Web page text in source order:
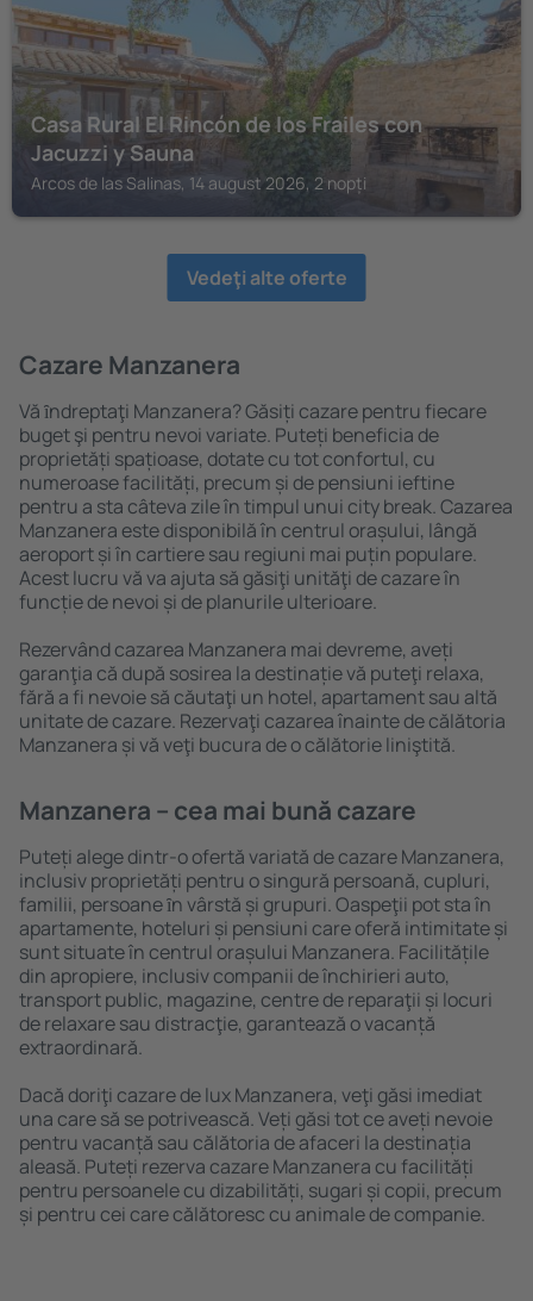
Casa Rural El Rincón de los Frailes con
Jacuzzi y Sauna
Arcos de las Salinas, 14 august 2026, 2 nopți
Vedeţi alte oferte
Cazare Manzanera
Vă ȋndreptaţi Manzanera? Găsiți cazare pentru fiecare
buget şi pentru nevoi variate. Puteți beneficia de
proprietăți spațioase, dotate cu tot confortul, cu
numeroase facilități, precum și de pensiuni ieftine
pentru a sta câteva zile în timpul unui city break. Cazarea
Manzanera este disponibilă în centrul orașului, lângă
aeroport și în cartiere sau regiuni mai puțin populare.
Acest lucru vă va ajuta să găsiţi unităţi de cazare în
funcție de nevoi și de planurile ulterioare.
Rezervând cazarea Manzanera mai devreme, aveți
garanţia că după sosirea la destinație vă puteţi relaxa,
fără a fi nevoie să căutaţi un hotel, apartament sau altă
unitate de cazare. Rezervaţi cazarea înainte de călătoria
Manzanera și vă veţi bucura de o călătorie liniştită.
Manzanera – cea mai bună cazare
Puteți alege dintr-o ofertă variată de cazare Manzanera,
inclusiv proprietăți pentru o singură persoană, cupluri,
familii, persoane ȋn vârstă și grupuri. Oaspeţii pot sta în
apartamente, hoteluri și pensiuni care oferă intimitate și
sunt situate în centrul orașului Manzanera. Facilitățile
din apropiere, inclusiv companii de închirieri auto,
transport public, magazine, centre de reparaţii și locuri
de relaxare sau distracţie, garantează o vacanță
extraordinară.
Dacă doriţi cazare de lux Manzanera, veţi găsi imediat
una care să se potrivească. Veți găsi tot ce aveți nevoie
pentru vacanță sau călătoria de afaceri la destinația
aleasă. Puteți rezerva cazare Manzanera cu facilități
pentru persoanele cu dizabilități, sugari și copii, precum
și pentru cei care călătoresc cu animale de companie.